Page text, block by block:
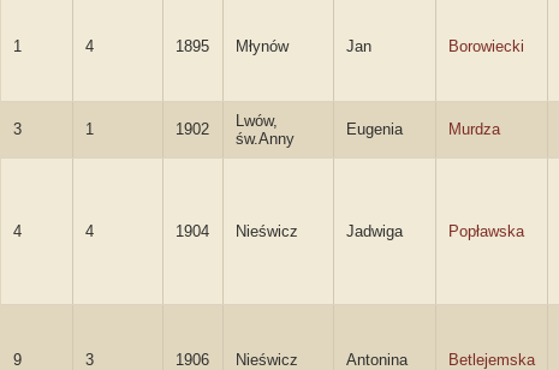
1 4 1895 Młynów Jan Borowiecki
3 1 1902
Lwów,
św.Anny
Eugenia Murdza
4 4 1904 Nieświcz Jadwiga Popławska
9 3 1906 Nieświcz Antonina Betlejemska